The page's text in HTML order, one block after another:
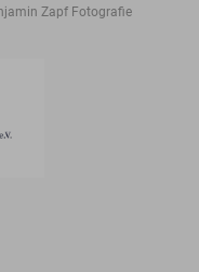
Zapf Fotografie